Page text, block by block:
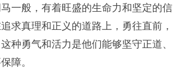
一般，有着旺盛的生命力和坚定的信
求真理和正义的道路上，勇往直前，
种勇气和活力是他们能够坚守正道、
障。